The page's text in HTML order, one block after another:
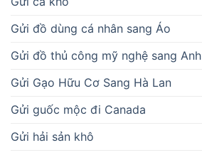
Gửi đồ dùng cá nhân sang Áo
Gửi đồ thủ công mỹ nghệ sang Anh
Gửi Gạo Hữu Cơ Sang Hà Lan
Gửi guốc mộc đi Canada
Gửi hải sản khô